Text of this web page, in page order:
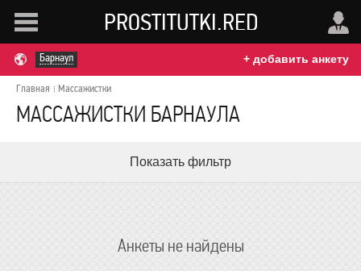
PROSTITUTKI.RED
Барнаул + добавить анкету
Главная Массажистки
МАССАЖИСТКИ БАРНАУЛА
Показать фильтр
Анкеты не найдены